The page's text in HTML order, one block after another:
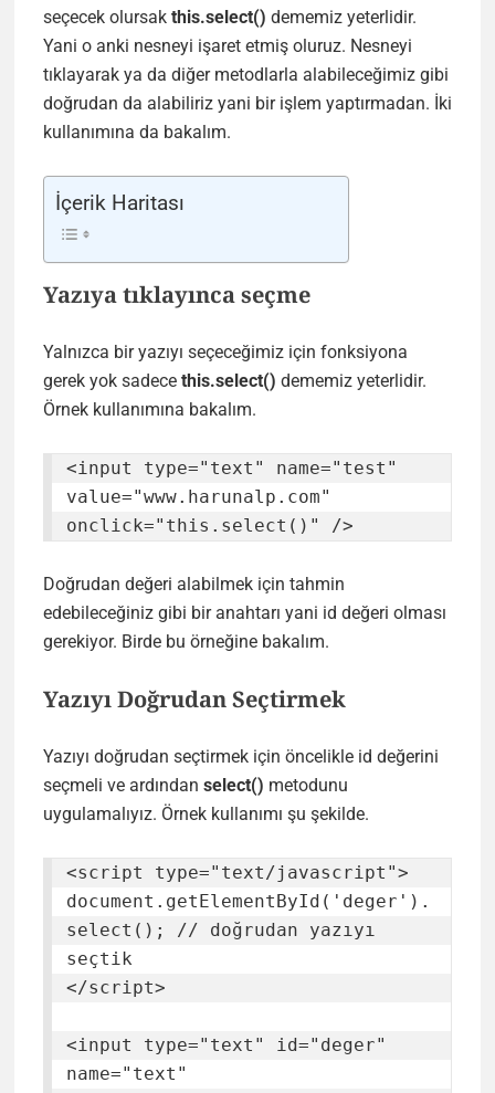
seçecek olursak this.select() dememiz yeterlidir.
Yani o anki nesneyi işaret etmiş oluruz. Nesneyi
tıklayarak ya da diğer metodlarla alabileceğimiz gibi
doğrudan da alabiliriz yani bir işlem yaptırmadan. İki
kullanımına da bakalım.
İçerik Haritası
Yazıya tıklayınca seçme
Yalnızca bir yazıyı seçeceğimiz için fonksiyona
gerek yok sadece this.select() dememiz yeterlidir.
Örnek kullanımına bakalım.
<input type="text" name="test"
value="www.harunalp.com"
onclick="this.select()" />
Doğrudan değeri alabilmek için tahmin
edebileceğiniz gibi bir anahtarı yani id değeri olması
gerekiyor. Birde bu örneğine bakalım.
Yazıyı Doğrudan Seçtirmek
Yazıyı doğrudan seçtirmek için öncelikle id değerini
seçmeli ve ardından select() metodunu
uygulamalıyız. Örnek kullanımı şu şekilde.
<script type="text/javascript">
document.getElementById('deger').
select(); // doğrudan yazıyı
seçtik
</script>
<input type="text" id="deger"
name="text"